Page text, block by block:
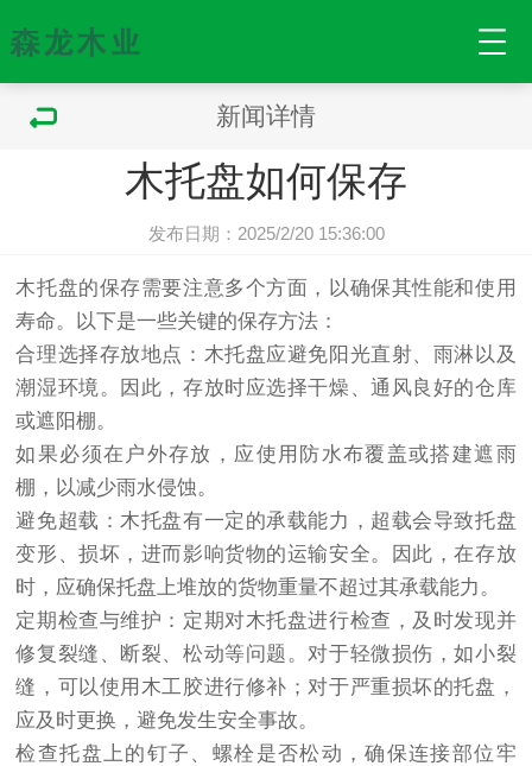
新闻详情
木托盘如何保存
发布日期：2025/2/20 15:36:00
木托盘的保存需要注意多个方面，以确保其性能和使用
寿命。以下是一些关键的保存方法：
合理选择存放地点： 木托盘应避免阳光直射、雨淋以及
潮湿环境。因此，存放时应选择干燥、通风良好的仓库
或遮阳棚。
如果必须在户外存放，应使用防水布覆盖或搭建遮雨
棚，以减少雨水侵蚀。
避免超载：木托盘有一定的承载能力，超载会导致托盘
变形、损坏，进而影响货物的运输安全。因此，在存放
时，应确保托盘上堆放的货物重量不超过其承载能力。
定期检查与维护：定期对木托盘进行检查，及时发现并
修复裂缝、断裂、松动等问题。对于轻微损伤，如小裂
缝，可以使用木工胶进行修补；对于严重损坏的托盘，
应及时更换，避免发生安全事故。
检查托盘上的钉子、螺栓是否松动，确保连接部位牢